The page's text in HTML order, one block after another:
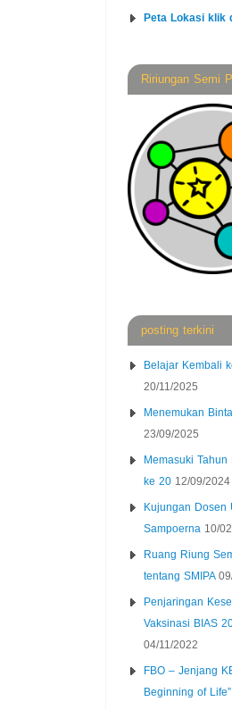
Peta Lokasi klik
Ririungan Semi
posting terkini
Belajar Kembali
20/11/2025
Menemukan
23/09/2025
Memasuki Tahun
ke 20 12/09/2024
Kujungan Dosen
Sampoerna 10/
Ruang Riung
tentang SMIPA
Penjaringan
Vaksinasi BIAS
04/11/2022
FBO – Jenjang
Beginning of Life”